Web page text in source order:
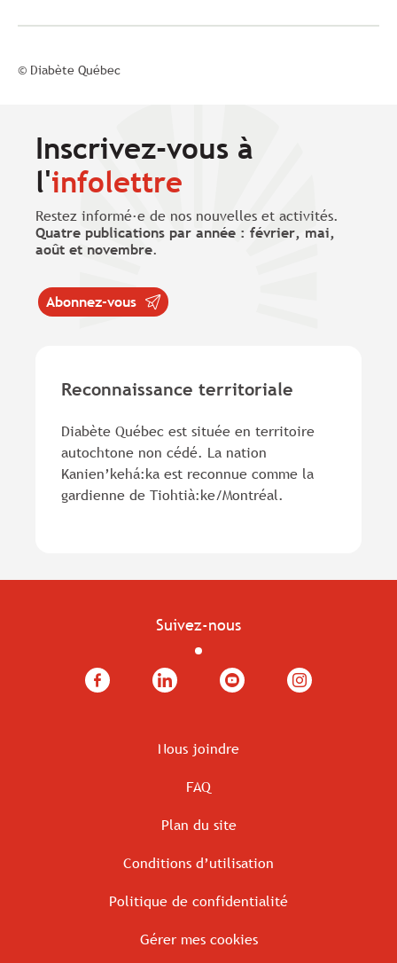
© Diabète Québec
Inscrivez-vous à
l'infolettre
Restez informé·e de nos nouvelles et activités.
Quatre publications par année : février, mai,
août et novembre.
Abonnez-vous
Reconnaissance territoriale
Diabète Québec est située en territoire
autochtone non cédé. La nation
Kanien’kehá:ka est reconnue comme la
gardienne de Tiohtià:ke/Montréal.
Suivez-nous
Facebook LinkedIn YouTube Instagram
Nous joindre
FAQ
Plan du site
Conditions d’utilisation
Politique de confidentialité
Gérer mes cookies